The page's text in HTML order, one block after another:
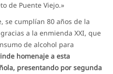
de Puente Viejo.»
se cumplían 80 años de la
a la enmienda XXI, que
de alcohol para
homenaje a esta
presentando por segunda